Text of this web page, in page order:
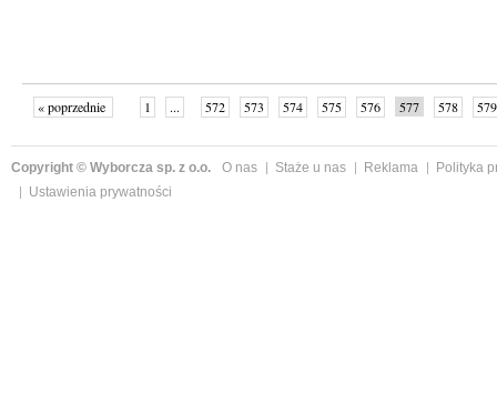
« poprzednie 1 ... 572 573 574 575 576 577 578
579
Copyright © Wyborcza sp. z o.o. O nas Staże u nas Reklama
Polityka
Ustawienia prywatności